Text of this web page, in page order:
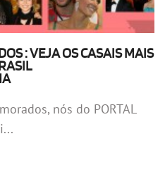
: VEJA OS CASAIS MAIS
nós do PORTAL